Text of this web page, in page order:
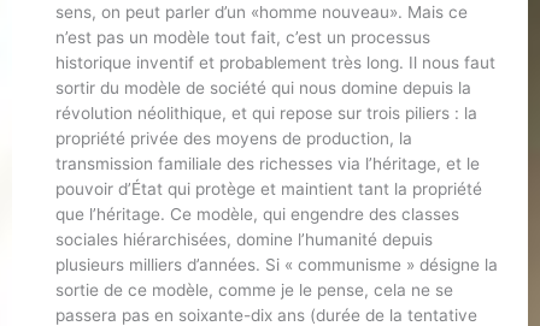
sens, on peut parler d’un «homme nouveau». Mais ce
n’est pas un modèle tout fait, c’est un processus
historique inventif et probablement très long. Il nous faut
sortir du modèle de société qui nous domine depuis la
révolution néolithique, et qui repose sur trois piliers : la
propriété privée des moyens de production, la
transmission familiale des richesses via l’héritage, et le
pouvoir d’État qui protège et maintient tant la propriété
que l’héritage. Ce modèle, qui engendre des classes
sociales hiérarchisées, domine l’humanité depuis
plusieurs milliers d’années. Si « communisme » désigne la
sortie de ce modèle, comme je le pense, cela ne se
passera pas en soixante-dix ans (durée de la tentative